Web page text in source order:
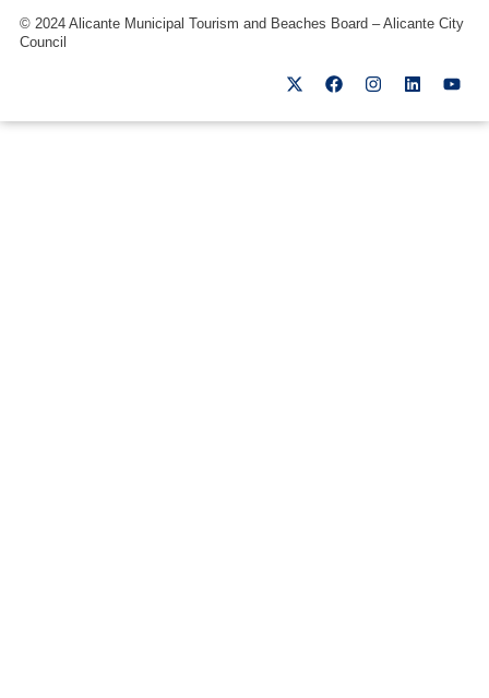
© 2024 Alicante Municipal Tourism and Beaches Board – Alicante City
Council